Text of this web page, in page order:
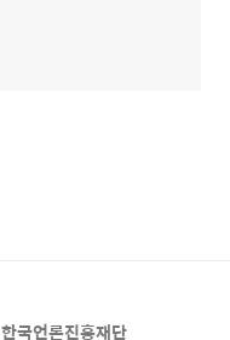
한국언론진흥재단